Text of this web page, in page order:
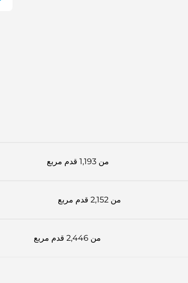
من 1,193 قدم مربع
من 2,152 قدم مربع
من 2,446 قدم مربع